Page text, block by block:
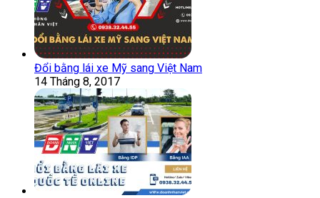
Đổi bằng lái xe Mỹ sang Việt Nam
14 Tháng 8, 2017